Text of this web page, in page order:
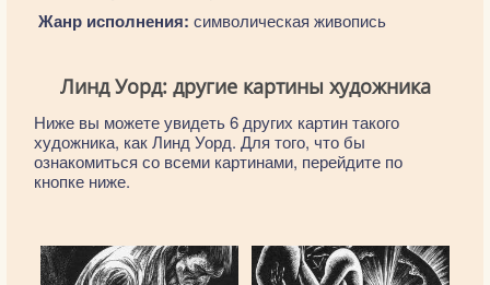
Жанр исполнения: символическая живопись
Линд Уорд: другие картины художника
Ниже вы можете увидеть 6 других картин такого
художника, как Линд Уорд. Для того, что бы
ознакомиться со всеми картинами, перейдите по
кнопке ниже.